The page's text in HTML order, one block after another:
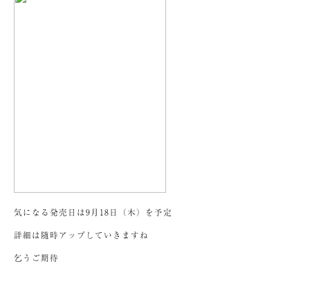
気になる発売日は9月18日（木）を予定
詳細は随時アップしていきますね
乞うご期待